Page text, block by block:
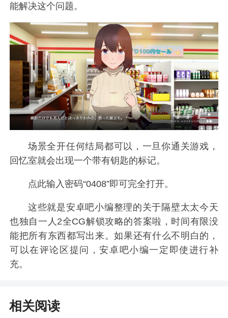
能解决这个问题。
场景全开任何结局都可以，一旦你通关游戏，
回忆室就会出现一个带有钥匙的标记。
点此输入密码“0408”即可完全打开。
这些就是安卓吧小编整理的关于隔壁太太今天
也独自一人2全CG解锁攻略的答案啦，时间有限没
能把所有东西都写出来。如果还有什么不明白的，
可以在评论区提问，安卓吧小编一定即使进行补
充。
相关阅读